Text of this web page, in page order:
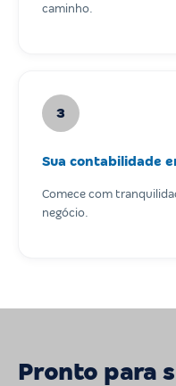
caminho.
3
Sua contabilidade
Comece com
negócio.
Pronto para